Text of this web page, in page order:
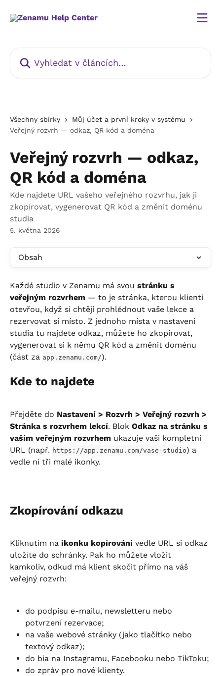
Všechny sbírky
Můj účet a první kroky v systému
Veřejný rozvrh — odkaz, QR kód a doména
Veřejný rozvrh — odkaz,
QR kód a doména
Kde najdete URL vašeho veřejného rozvrhu, jak ji
zkopírovat, vygenerovat QR kód a změnit doménu
studia
5. května 2026
Obsah
Každé studio v Zenamu má svou stránku s
veřejným rozvrhem — to je stránka, kterou klienti
otevřou, když si chtějí prohlédnout vaše lekce a
rezervovat si místo. Z jednoho místa v nastavení
studia tu najdete odkaz, můžete ho zkopírovat,
vygenerovat si k němu QR kód a změnit doménu
(část za app.zenamu.com/).
Kde to najdete
Přejděte do Nastavení > Rozvrh > Veřejný rozvrh >
Stránka s rozvrhem lekcí. Blok Odkaz na stránku s
vaším veřejným rozvrhem ukazuje vaši kompletní
URL (např. https://app.zenamu.com/vase-studio) a
vedle ní tři malé ikonky.
Zkopírování odkazu
Kliknutím na ikonku kopírování vedle URL si odkaz
uložíte do schránky. Pak ho můžete vložit
kamkoliv, odkud má klient skočit přímo na váš
veřejný rozvrh:
do podpisu e-mailu, newsletteru nebo
potvrzení rezervace;
na vaše webové stránky (jako tlačítko nebo
textový odkaz);
do bia na Instagramu, Facebooku nebo TikToku;
do zpráv pro nové klienty.